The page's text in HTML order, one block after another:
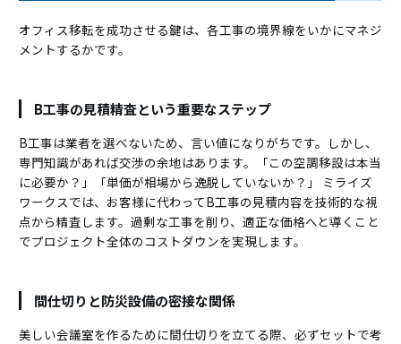
オフィス移転を成功させる鍵は、各工事の境界線をいかにマネジ
メントするかです。
B工事の見積精査という重要なステップ
B工事は業者を選べないため、言い値になりがちです。しかし、
専門知識があれば交渉の余地はあります。「この空調移設は本当
に必要か？」「単価が相場から逸脱していないか？」 ミライズ
ワークスでは、お客様に代わってB工事の見積内容を技術的な視
点から精査します。過剰な工事を削り、適正な価格へと導くこと
でプロジェクト全体のコストダウンを実現します。
間仕切りと防災設備の密接な関係
美しい会議室を作るために間仕切りを立てる際、必ずセットで考